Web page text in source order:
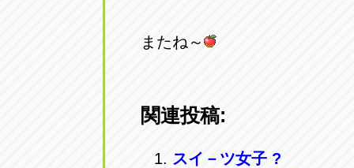
またね～
関連投稿:
スイ－ツ女子 ?